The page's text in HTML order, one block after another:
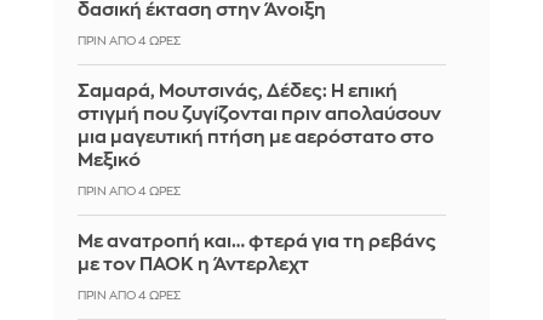
δασική έκταση στην Άνοιξη
ΠΡΙΝ ΑΠΌ 4 ΏΡΕΣ
Σαμαρά, Μουτσινάς, Δέδες: Η επική
στιγμή που ζυγίζονται πριν απολαύσουν
μια μαγευτική πτήση με αερόστατο στο
Μεξικό
ΠΡΙΝ ΑΠΌ 4 ΏΡΕΣ
Με ανατροπή και… φτερά για τη ρεβάνς
με τον ΠΑΟΚ η Άντερλεχτ
ΠΡΙΝ ΑΠΌ 4 ΏΡΕΣ